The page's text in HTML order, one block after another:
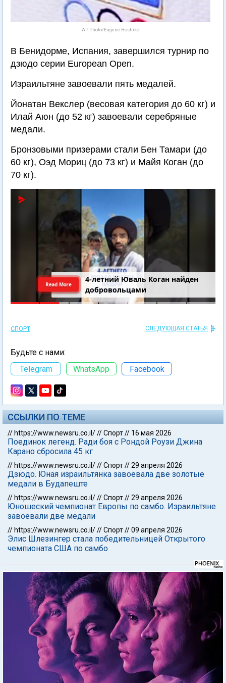
AP Photo/Eugene Hoshiko
В Бенидорме, Испания, завершился турнир по
дзюдо серии European Open.
Израильтяне завоевали пять медалей.
Йонатан Векслер (весовая категория до 60 кг) и
Илай Аюн (до 52 кг) завоевали серебряные
медали.
Бронзовыми призерами стали Бен Тамари (до
60 кг), Оэд Мориц (до 73 кг) и Майя Коган (до
70 кг).
4-летний Юваль Коган найден
добровольцами
Read More
СПОРТ СЛЕДУЮЩАЯ СТАТЬЯ
Будьте с нами:
Telegram
WhatsApp Facebook
ССЫЛКИ ПО ТЕМЕ
// https://www.newsru.co.il///Спорт// 16 мая 2026
Поединок легенд. Ради боя с Рондой Роузи Джина
Карано сбросила 45 кг
// https://www.newsru.co.il///Спорт//29 апреля 2026
Дзюдо. Юная израильтянка завоевала две золотые
медали в Будапеште
// https://www.newsru.co.il///Спорт//29 апреля 2026
Юношеский чемпионат Европы по самбо. Израильтяне
завоевали две медали
// https://www.newsru.co.il///Спорт//09 апреля 2026
Элис Шлезингер стала победительницей Открытого
чемпионата США по самбо